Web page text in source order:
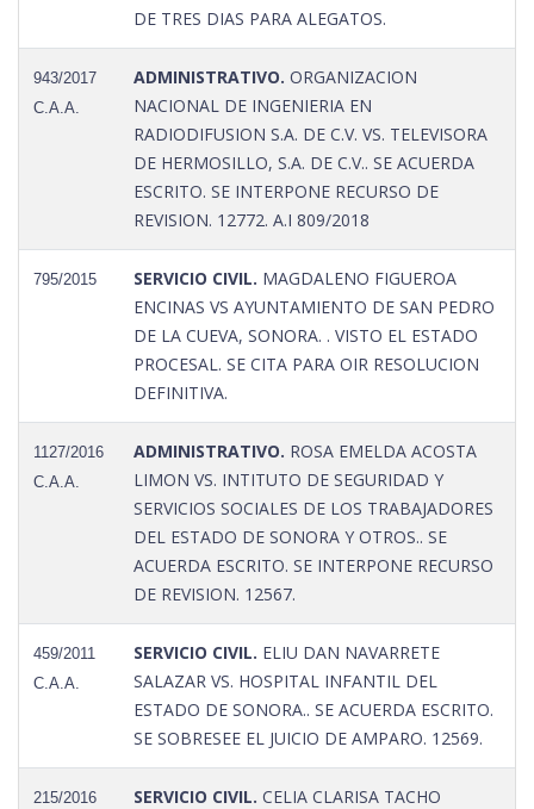
DE TRES DIAS PARA ALEGATOS.
943/2017
C.A.A.
ADMINISTRATIVO. ORGANIZACION
NACIONAL DE INGENIERIA EN
RADIODIFUSION S.A. DE C.V. VS. TELEVISORA
DE HERMOSILLO, S.A. DE C.V.. SE ACUERDA
ESCRITO. SE INTERPONE RECURSO DE
REVISION. 12772. A.I 809/2018
795/2015 SERVICIO CIVIL. MAGDALENO FIGUEROA
ENCINAS VS AYUNTAMIENTO DE SAN PEDRO
DE LA CUEVA, SONORA. . VISTO EL ESTADO
PROCESAL. SE CITA PARA OIR RESOLUCION
DEFINITIVA.
1127/2016
C.A.A.
ADMINISTRATIVO. ROSA EMELDA ACOSTA
LIMON VS. INTITUTO DE SEGURIDAD Y
SERVICIOS SOCIALES DE LOS TRABAJADORES
DEL ESTADO DE SONORA Y OTROS.. SE
ACUERDA ESCRITO. SE INTERPONE RECURSO
DE REVISION. 12567.
459/2011
C.A.A.
SERVICIO CIVIL. ELIU DAN NAVARRETE
SALAZAR VS. HOSPITAL INFANTIL DEL
ESTADO DE SONORA.. SE ACUERDA ESCRITO.
SE SOBRESEE EL JUICIO DE AMPARO. 12569.
215/2016
SERVICIO CIVIL. CELIA CLARISA TACHO